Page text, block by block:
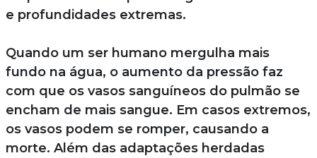
e profundidades extremas.
Quando um ser humano mergulha mais
fundo na água, o aumento da pressão faz
com que os vasos sanguíneos do pulmão se
encham de mais sangue. Em casos extremos,
os vasos podem se romper, causando a
morte. Além das adaptações herdadas